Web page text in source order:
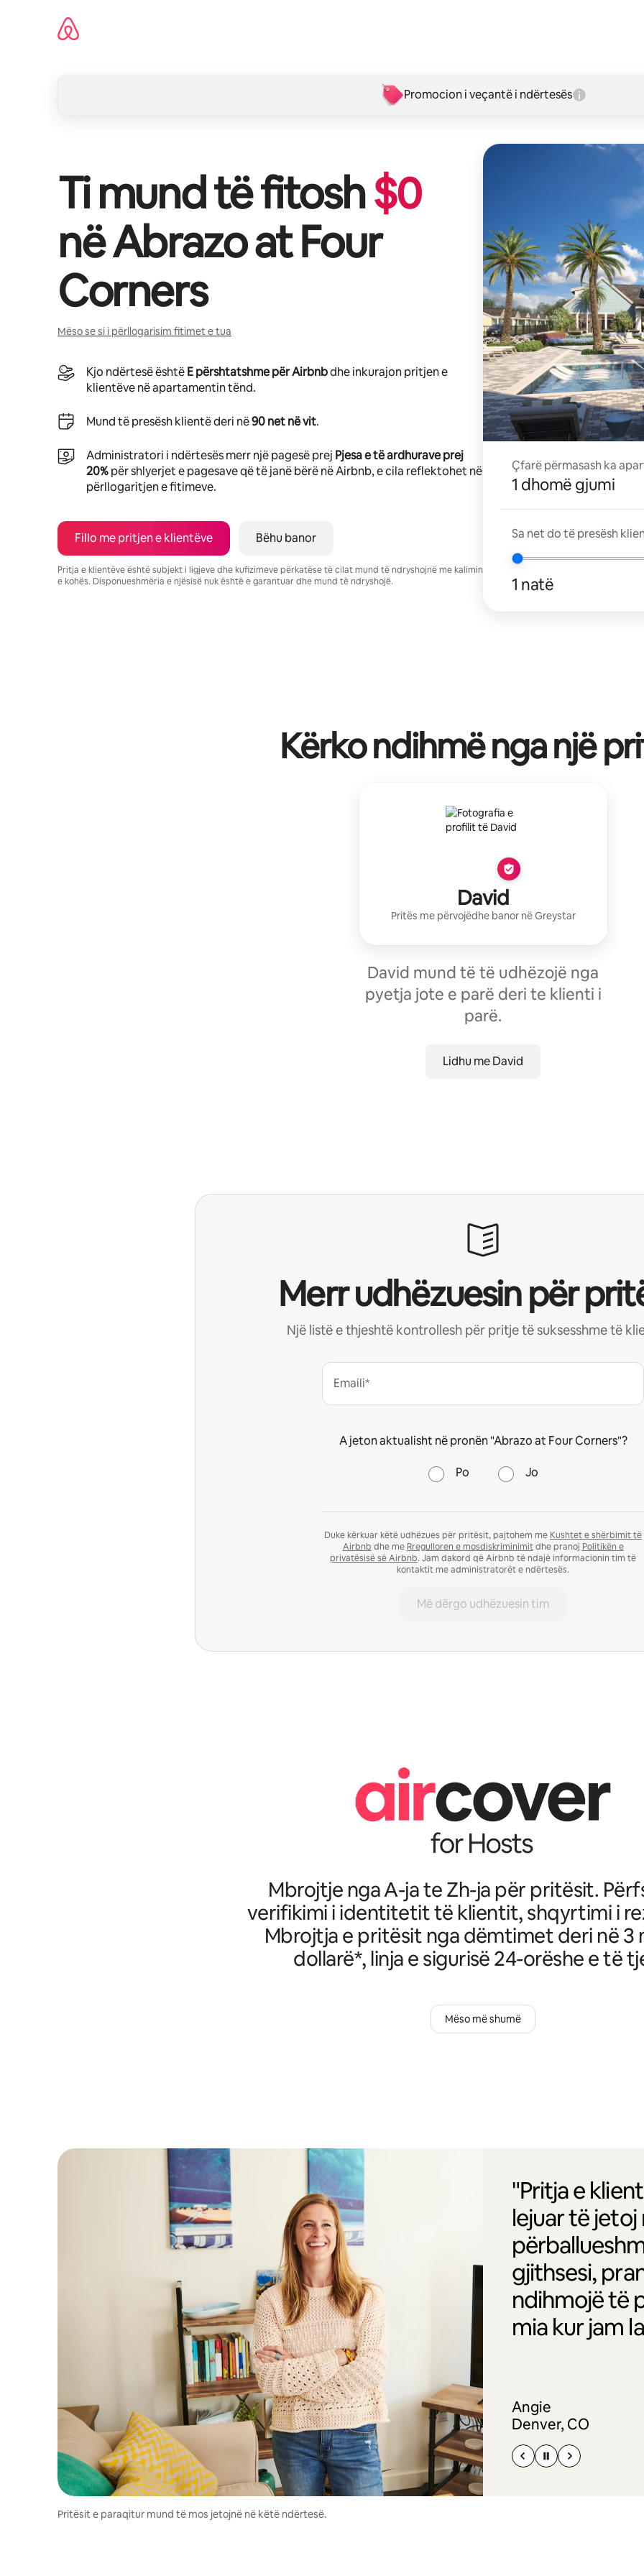
Promocion i veçantë i ndërtesës
Ti mund të fitosh$0
nëAbrazo at Four
Corners
Mëso se si i përllogarisim fitimet e tua
Kjo ndërtesë ështëE përshtatshme për Airbnbdhe inkurajon pritjen e
klientëve në apartamentin tënd.
Mund të presësh klientë deri në90 net në vit.
Administratori i ndërtesës merr një pagesë prej Pjesa e të ardhurave prej
20%për shlyerjet e pagesave që të janë bërë në Airbnb, e cila reflektohet në
përllogaritjen e fitimeve.
Fillo me pritjen e klientëve Bëhu banor
Pritja e klientëve është subjekt i ligjeve dhe kufizimeve përkatëse të cilat mund të ndryshojnë me kalimin
e kohës. Disponueshmëria e njësisë nuk është e garantuar dhe mund të ndryshojë.
Çfarë përmasash ka
1 dhomë gjumi
Sa net do të presësh
1 natë
Kërko ndihmë nga një
David
Pritës me përvojëdhe banor nëGreystar
David mund të të udhëzojë nga
pyetja jote e parë deri te klienti i
parë.
Lidhu me David
Merr udhëzuesin për
Një listë e thjeshtë kontrollesh për pritje të suksesshme të
Emaili*
A jeton aktualisht në pronën "Abrazo at Four Corners"?
Po Jo
Duke kërkuar këtë udhëzues për pritësit, pajtohem me Kushtet e shërbimit të
Airbnb dhe me Rregulloren e mosdiskriminimitdhe pranoj Politikën e
privatësisë së Airbnb. Jam dakord që Airbnb të ndajë informacionin tim të
kontaktit me administratorët e ndërtesës.
Më dërgo udhëzuesin tim
Mbrojtje nga A-ja te Zh-ja për pritësit.
verifikimi i identitetit të klientit, shqyrtimi i
Mbrojtja e pritësit nga dëmtimet deri në 3
dollarë*, linja e sigurisë 24-orëshe e të
Mëso më shumë
"Pritja e
lejuar të
gjithsesi,
ndihmojë të
mia kur jam
Angie
Denver, CO
Pritësit e paraqitur mund të mos jetojnë në këtë ndërtesë.